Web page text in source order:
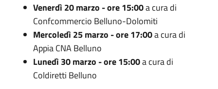
Venerdì 20 marzo - ore 15:00a cura di
Confcommercio Belluno-Dolomiti
Mercoledì 25 marzo - ore 17:00a cura di
Appia CNA Belluno
Lunedì 30 marzo - ore 15:00a cura di
Coldiretti Belluno